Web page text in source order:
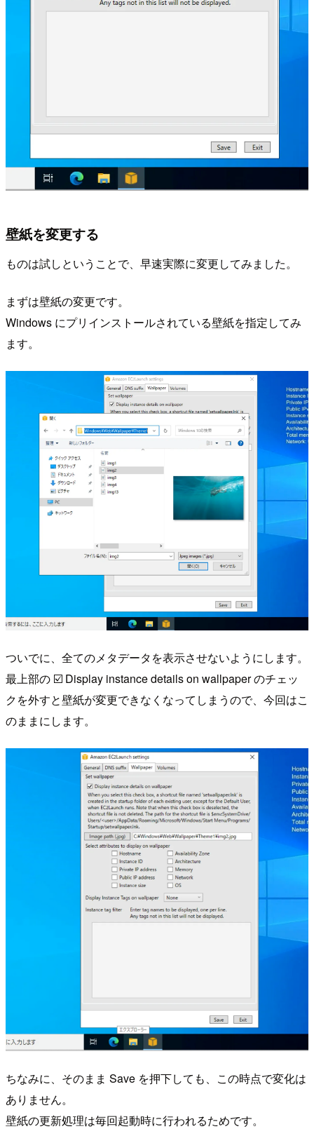
壁紙を変更する
ものは試しということで、早速実際に変更してみました。
まずは壁紙の変更です。
Windows にプリインストールされている壁紙を指定してみ
ます。
ついでに、全てのメタデータを表示させないようにします。
最上部の ☑️ Display instance details on wallpaper のチェッ
クを外すと壁紙が変更できなくなってしまうので、今回はこ
のままにします。
ちなみに、そのまま Save を押下しても、この時点で変化は
ありません。
壁紙の更新処理は毎回起動時に行われるためです。